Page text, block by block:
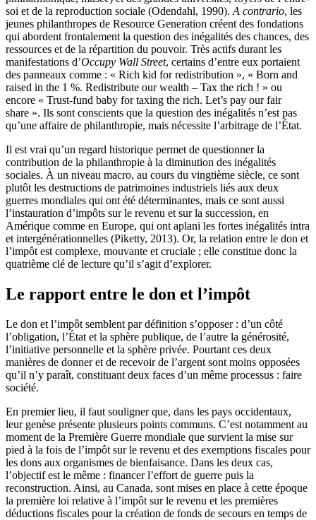
soi et de la reproduction sociale (Odendahl, 1990). A contrario, les
jeunes philanthropes de Resource Generation créent des fondations
qui abordent frontalement la question des inégalités des chances, des
ressources et de la répartition du pouvoir. Très actifs durant les
manifestations d’Occupy Wall Street, certains d’entre eux portaient
des panneaux comme : « Rich kid for redistribution », « Born and
raised in the 1 %. Redistribute our wealth – Tax the rich ! » ou
encore « Trust-fund baby for taxing the rich. Let’s pay our fair
share ». Ils sont conscients que la question des inégalités n’est pas
qu’une affaire de philanthropie, mais nécessite l’arbitrage de l’État.
Il est vrai qu’un regard historique permet de questionner la
contribution de la philanthropie à la diminution des inégalités
sociales. À un niveau macro, au cours du vingtième siècle, ce sont
plutôt les destructions de patrimoines industriels liés aux deux
guerres mondiales qui ont été déterminantes, mais ce sont aussi
l’instauration d’impôts sur le revenu et sur la succession, en
Amérique comme en Europe, qui ont aplani les fortes inégalités intra
et intergénérationnelles (Piketty, 2013). Or, la relation entre le don et
l’impôt est complexe, mouvante et cruciale ; elle constitue donc la
quatrième clé de lecture qu’il s’agit d’explorer.
Le rapport entre le don et l’impôt
Le don et l’impôt semblent par définition s’opposer : d’un côté
l’obligation, l’État et la sphère publique, de l’autre la générosité,
l’initiative personnelle et la sphère privée. Pourtant ces deux
manières de donner et de recevoir de l’argent sont moins opposées
qu’il n’y paraît, constituant deux faces d’un même processus : faire
société.
En premier lieu, il faut souligner que, dans les pays occidentaux,
leur genèse présente plusieurs points communs. C’est notamment au
moment de la Première Guerre mondiale que survient la mise sur
pied à la fois de l’impôt sur le revenu et des exemptions fiscales pour
les dons aux organismes de bienfaisance. Dans les deux cas,
l’objectif est le même : financer l’effort de guerre puis la
reconstruction. Ainsi, au Canada, sont mises en place à cette époque
la première loi relative à l’impôt sur le revenu et les premières
déductions fiscales pour la création de fonds de secours en temps de